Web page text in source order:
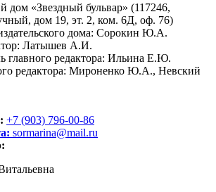
дом «Звездный бульвар» (117246,
дом 19, эт. 2, ком. 6Д, оф. 76)
дома: Сорокин Ю.А.
Латышев А.И.
главного редактора: Ильина Е.Ю.
редактора: Мироненко Ю.А., Невский
+7 (903) 796-00-86
sormarina@mail.ru